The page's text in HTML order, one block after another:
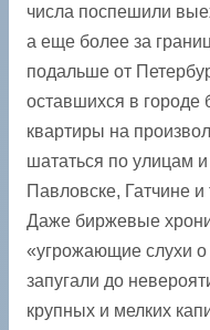
числа поспешили
а еще более за
подальше от
оставшихся в городе
квартиры на
шататься по улицам
Павловске, Гатчине
Даже биржевые
«угрожающие слухи о
запугали до
крупных и мелких